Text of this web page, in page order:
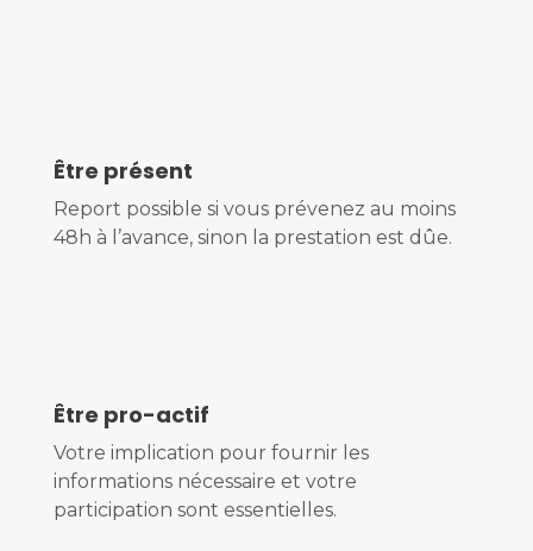
Être présent
Report possible si vous prévenez au moins
48h à l’avance, sinon la prestation est dûe.
Être pro-actif
Votre implication pour fournir les
informations nécessaire et votre
participation sont essentielles.